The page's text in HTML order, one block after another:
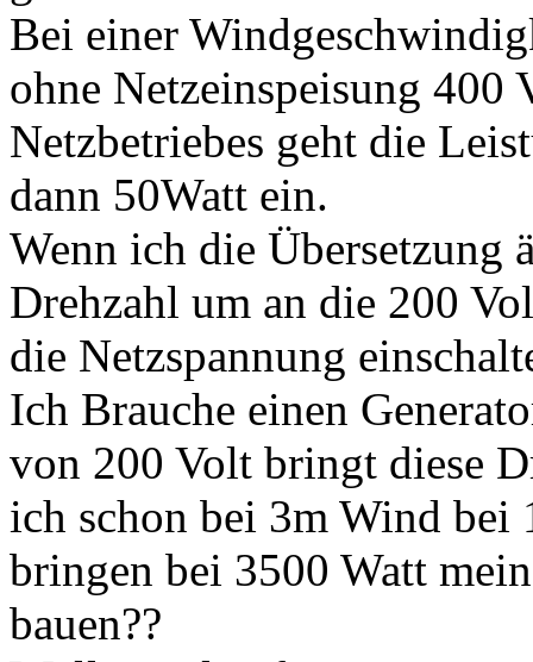
Bei einer
ohne Netzeinspeisung 400
Netzbetriebes geht die
dann 50Watt ein.
Wenn ich die Übersetzung
Drehzahl um an die 200
die Netzspannung
Ich Brauche einen
von 200 Volt bringt diese
ich schon bei 3m Wind
bringen bei 3500 Watt
bauen??